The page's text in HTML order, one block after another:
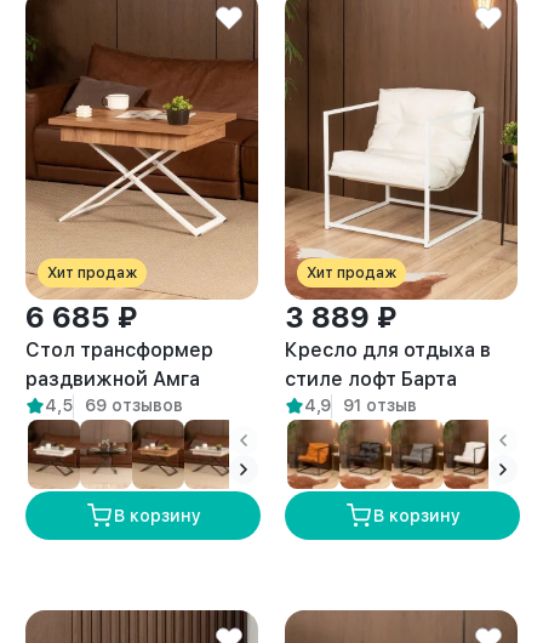
Хит продаж
6 685 ₽
Стол трансформер
раздвижной Амга
белый/амаретто
4,5 69 отзывов
В корзину
Хит продаж
3 889 ₽
Кресло для отдыха в
стиле лофт Барта
белый/белый
4,9 91 отзыв
В корзину